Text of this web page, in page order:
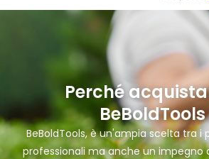
Perché
BeBoldTools
BeBoldTools, è un'ampia scelta tra i
professionali ma anche un